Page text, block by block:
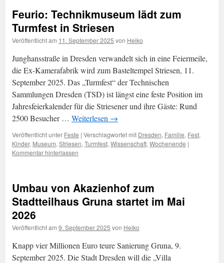
Feurio: Technikmuseum lädt zum
Turmfest in Striesen
Veröffentlicht am 11. September 2025 von Heiko
Junghansstraße in Dresden verwandelt sich in eine Feiermeile,
die Ex-Kamerafabrik wird zum Basteltempel Striesen, 11.
September 2025. Das „Turmfest“ der Technischen
Sammlungen Dresden (TSD) ist längst eine feste Position im
Jahresfeierkalender für die Striesener und ihre Gäste: Rund
2500 Besucher … Weiterlesen →
Veröffentlicht unter Feste | Verschlagwortet mit Dresden, Familie, Fest,
Kinder, Museum, Striesen, Turmfest, Wissenschaft, Wochenende |
Kommentar hinterlassen
Umbau von Akazienhof zum
Stadtteilhaus Gruna startet im Mai
2026
Veröffentlicht am 9. September 2025 von Heiko
Knapp vier Millionen Euro teure Sanierung Gruna, 9.
September 2025. Die Stadt Dresden will die „Villa